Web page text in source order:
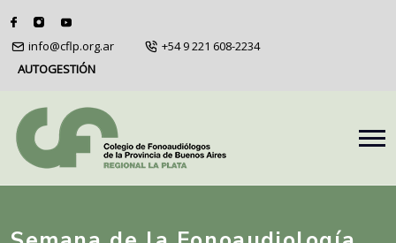
info@cflp.org.ar
+54 9 221 608-2234
AUTOGESTIÓN